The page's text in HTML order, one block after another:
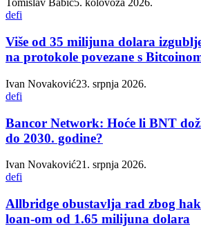
Tomislav Babić5. kolovoza 2026.
defi
Više od 35 milijuna dolara
na protokole povezane s
Ivan Novaković23. srpnja 2026.
defi
Bancor Network: Hoće li BNT
do 2030. godine?
Ivan Novaković21. srpnja 2026.
defi
Allbridge obustavlja rad zbog
loan-om od 1.65 milijuna dolara